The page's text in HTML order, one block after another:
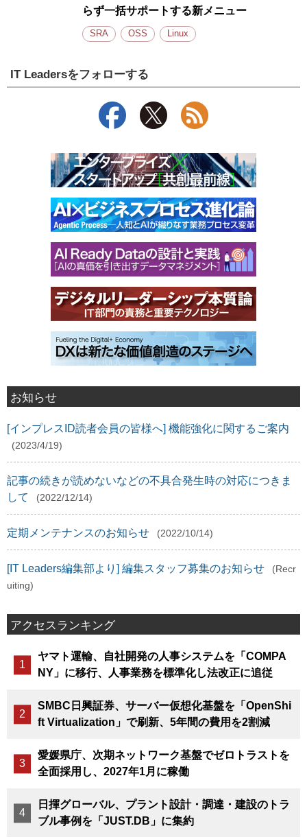
らず一括サポートする新メニュー
SRA OSS Linux
IT Leadersをフォローする
お知らせ
[インプレスID読者会員の皆様へ] 機能強化に関するご案内
(2023/4/19)
記事の続きが読めないなどの不具合発生時の対応につきま
して
(2022/12/14)
定期メンテナンスのお知らせ (2022/10/14)
[IT Leaders編集部より] 編集スタッフ募集のお知らせ
(Recr
uiting)
アクセスランキング
ヤマト運輸、自社開発の人事システムを「COMPA
NY」に移行、人事業務を標準化し法改正に追従
SMBC日興証券、サーバー仮想化基盤を「OpenShi
ft Virtualization」で刷新、5年間の費用を2割減
愛媛県庁、次期ネットワーク基盤でゼロトラストを
全面採用し、2027年1月に稼働
日揮グローバル、プラント設計・調達・建設のトラ
ブル事例を「JUST.DB」に集約